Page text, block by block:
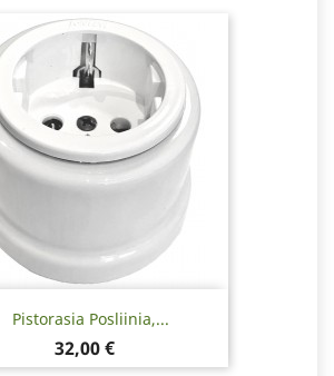
Pistorasia Posliinia,...
Hinta
32,00 €